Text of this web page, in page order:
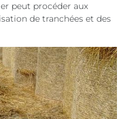
peut procéder aux
de tranchées et des